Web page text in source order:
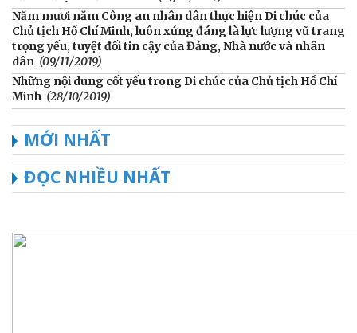
Năm mươi năm Công an nhân dân thực hiện Di chúc của
Chủ tịch Hồ Chí Minh, luôn xứng đáng là lực lượng vũ trang
trọng yếu, tuyệt đối tin cậy của Đảng, Nhà nước và nhân
dân (09/11/2019)
Những nội dung cốt yếu trong Di chúc của Chủ tịch Hồ Chí
Minh (28/10/2019)
MỚI NHẤT
ĐỌC NHIỀU NHẤT